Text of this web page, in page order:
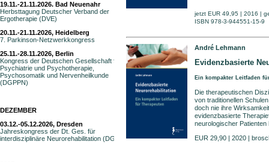
19.11.-21.11.2026. Bad Neuenahr
Herbsttagung Deutscher Verband der
Ergotherapie (DVE)
20.11.-21.11.2026, Heidelberg
7. Parkinson-Netzwerkkongress
25.11.-28.11.2026, Berlin
Kongress der Deutschen Gesellschaft für
Psychiatrie und Psychotherapie,
Psychosomatik und Nervenheilkunde
(DGPPN)
DEZEMBER
03.12.-05.12.2026, Dresden
Jahreskongress der Dt. Ges. für
interdisziplinäre Neurorehabilitation (DGiNR)
jetzt EUR 49,95 | 2016 |
ISBN 978-3-944551-15-9
André Lehmann
Evidenzbasierte
Ein kompakter Leitfaden
Die therapeutischen
von traditionellen
doch nie ihre
evidenzbasierte
neurologischer Patienten
EUR 29,90 | 2020 |